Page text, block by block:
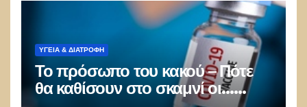
ΥΓΕΙΑ & ΔΙΑΤΡΟΦΗ
Το πρόσωπο του κακού – Πότε
θα καθίσουν στο σκαμνί οι…